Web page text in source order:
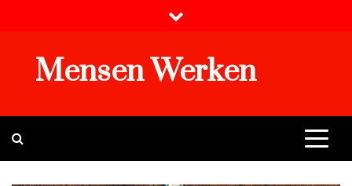
Mensen Werken